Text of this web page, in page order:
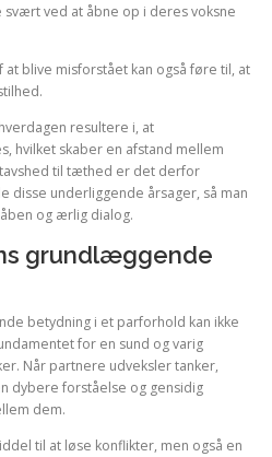
ved at åbne op i deres voksne
blive misforstået kan også føre til, at
resultere i, at
hvilket skaber en afstand mellem
til tæthed er det derfor
disse underliggende årsager, så man
og ærlig dialog.
grundlæggende
betydning i et parforhold kan ikke
for en sund og varig
Når partnere udveksler tanker,
dybere forståelse og gensidig
dem.
til at løse konflikter, men også en